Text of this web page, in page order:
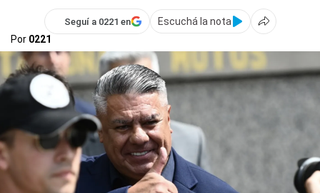
Seguí a 0221 en
Escuchá la nota
Por 0221